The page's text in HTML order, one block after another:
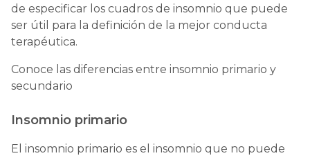
de especificar los cuadros de insomnio que puede
ser útil para la definición de la mejor conducta
terapéutica.
Conoce las diferencias entre insomnio primario y
secundario
Insomnio primario
El insomnio primario es el insomnio que no puede